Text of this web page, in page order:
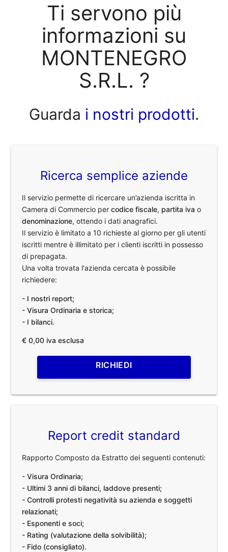
Ti servono più
informazioni su
MONTENEGRO
S.R.L. ?
Guarda i nostri prodotti.
Ricerca semplice aziende
Il servizio permette di ricercare un’azienda iscritta in
Camera di Commercio percodice fiscale, partita iva o
denominazione, ottendo i dati anagrafici.
Il servizio è limitato a 10 richieste al giorno per gli utenti
iscritti mentre è illimitato per i clienti iscritti in possesso
di prepagata.
Una volta trovata l'azienda cercata è possibile
richiedere:
- I nostri report;
- Visura Ordinaria e storica;
- I bilanci.
€ 0,00 iva esclusa
RICHIEDI
Report credit standard
Rapporto Composto da Estratto dei seguenti contenuti:
- Visura Ordinaria;
- Ultimi 3 anni di bilanci, laddove presenti;
- Controlli protesti negatività su azienda e soggetti
relazionati;
- Esponenti e soci;
- Rating (valutazione della solvibilità);
- Fido (consigliato).